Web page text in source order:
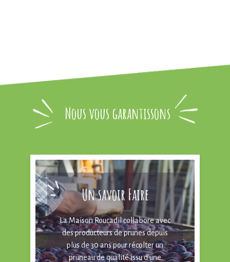
Nous vous garantissons
Un savoir Faire
La Maison Roucadil collabore avec
des producteurs de prunes depuis
plus de 30 ans pour récolter un
pruneau de qualité issu d’une